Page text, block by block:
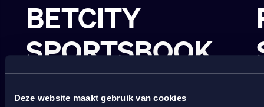
Deze website maakt gebruik van cookies
BETCITY
SPORTSBOOK
Wedden op sport
Wedden op Eredivisie